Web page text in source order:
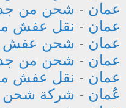
عمان - شحن من
عمان - نقل عفش
عمان - شحن عفش
عمان - شحن من
عمان - نقل عفش
عُمان - شركة شحن